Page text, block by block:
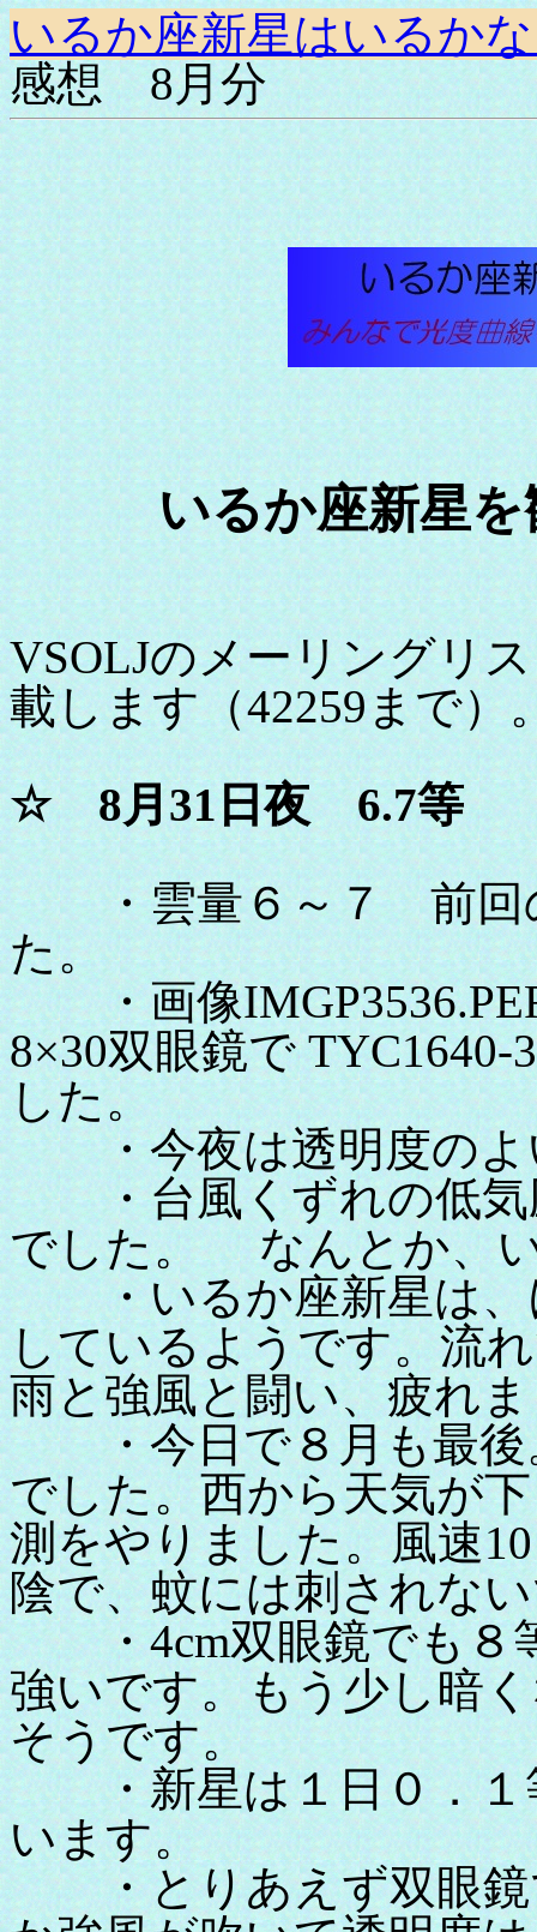
いるか座新星はいるか
感想 8月分
いるか座新星
VSOLJのメーリングリ
載します（42259まで）
☆ 8月31日夜 6.7等
・雲量６～７ 前回の
た。
・画像IMGP3536.PEF
8×30双眼鏡で
した。
・今夜は透明度のよ
・台風くずれの低気
でした。 なんとか、
・いるか座新星は、
しているようです。流
雨と強風と闘い、疲れ
・今日で８月も最後
でした。西から天気が
測をやりました。風速
陰で、蚊には刺されな
・4cm双眼鏡でも８
強いです。もう少し暗
そうです。
・新星は１日０．１
います。
・とりあえず双眼鏡